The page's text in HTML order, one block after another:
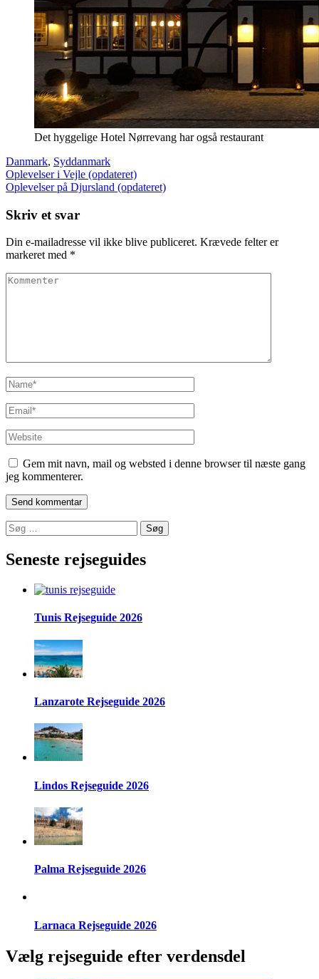
Det hyggelige Hotel Nørrevang har også restaurant
Danmark, Syddanmark
Indlægsnavigation
Oplevelser i Vejle (opdateret)
Oplevelser på Djursland (opdateret)
Skriv et svar
Din e-mailadresse vil ikke blive publiceret. Krævede felter er
markeret med *
Kommenter
Name*
Email*
Website
Gem mit navn, mail og websted i denne browser til næste gang
jeg kommenterer.
Søg
efter:
Seneste rejseguides
Tunis Rejseguide 2026
Lanzarote Rejseguide 2026
Lindos Rejseguide 2026
Palma Rejseguide 2026
Larnaca Rejseguide 2026
Vælg rejseguide efter verdensdel